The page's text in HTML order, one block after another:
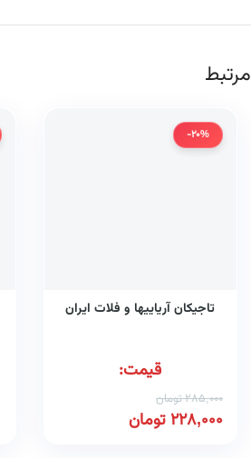
مرتبط
-20%
تاجیکان آریاییها و فلات ایران
قیمت:
285,000تومان
228,000تومان